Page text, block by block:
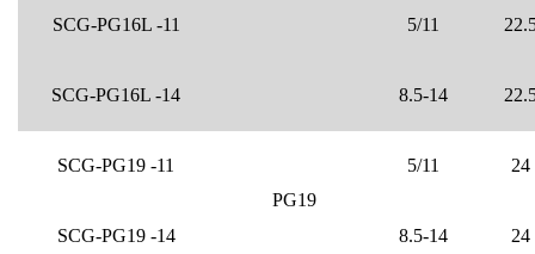
SCG-PG16L -11 5/11
SCG-PG16L -14 8.5-14
SCG-PG19 -11
PG19
5/11 24
SCG-PG19 -14 8.5-14 24